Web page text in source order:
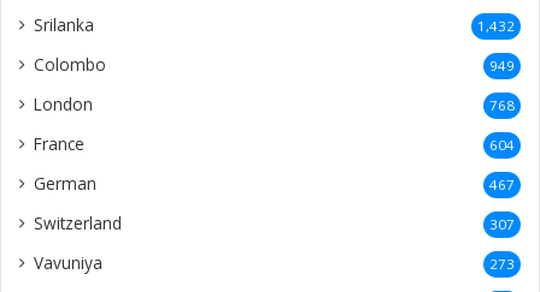
Srilanka 1,432
Colombo 949
London 768
France 604
German 467
Switzerland 307
Vavuniya 273